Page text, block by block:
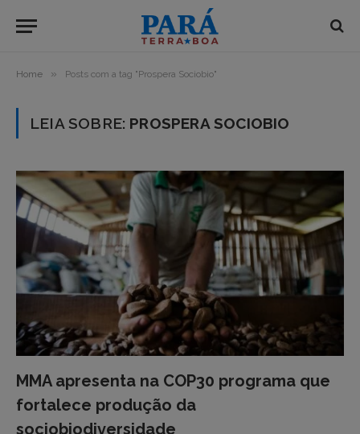
Home » Posts com a tag "Prospera Sociobio"
LEIA SOBRE: PROSPERA SOCIOBIO
MMA apresenta na COP30 programa que
fortalece produção da
sociobiodiversidade